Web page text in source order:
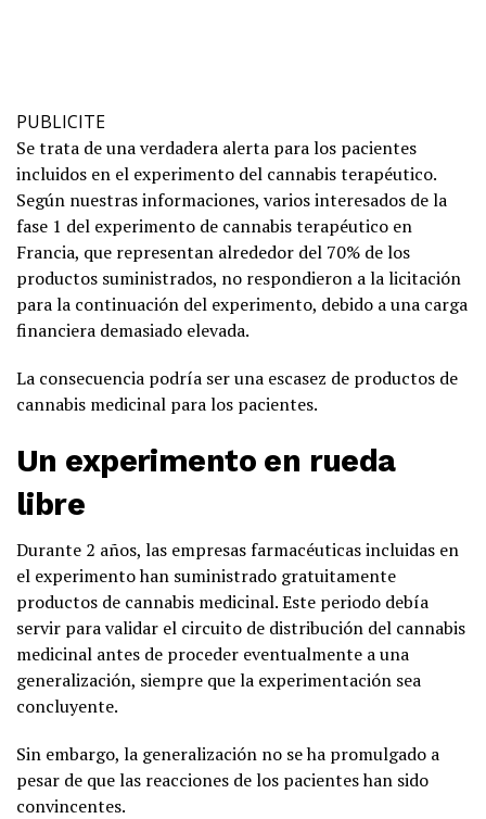
PUBLICITE
Se trata de una verdadera alerta para los pacientes
incluidos en el experimento del cannabis terapéutico.
Según nuestras informaciones, varios interesados de la
fase 1 del experimento de cannabis terapéutico en
Francia, que representan alrededor del 70% de los
productos suministrados, no respondieron a la licitación
para la continuación del experimento, debido a una carga
financiera demasiado elevada.
La consecuencia podría ser una escasez de productos de
cannabis medicinal para los pacientes.
Un experimento en rueda
libre
Durante 2 años, las empresas farmacéuticas incluidas en
el experimento han suministrado gratuitamente
productos de cannabis medicinal. Este periodo debía
servir para validar el circuito de distribución del cannabis
medicinal antes de proceder eventualmente a una
generalización, siempre que la experimentación sea
concluyente.
Sin embargo, la generalización no se ha promulgado a
pesar de que las reacciones de los pacientes han sido
convincentes.